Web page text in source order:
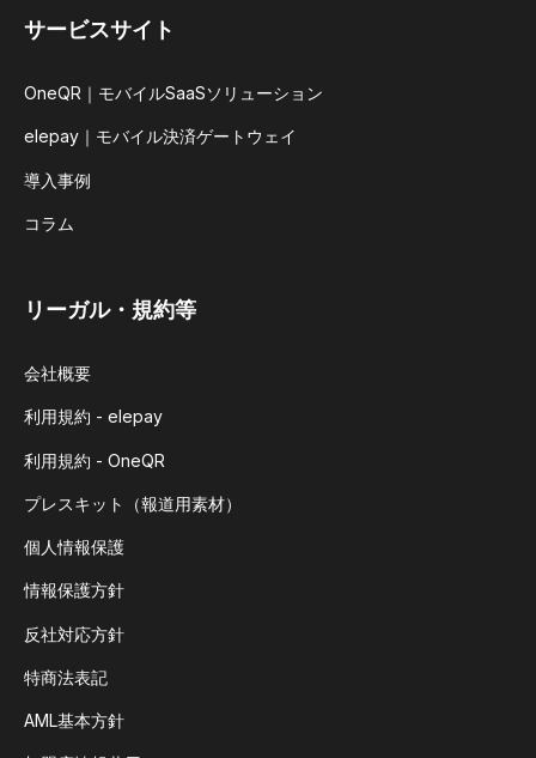
サービスサイト
OneQR｜モバイルSaaSソリューション
elepay｜モバイル決済ゲートウェイ
導入事例
コラム
リーガル・規約等
会社概要
利用規約 - elepay
利用規約 - OneQR
プレスキット（報道用素材）
個人情報保護
情報保護方針
反社対応方針
特商法表記
AML基本方針